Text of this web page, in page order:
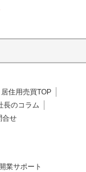
住用売買TOP
長のコラム
合せ
業サポート